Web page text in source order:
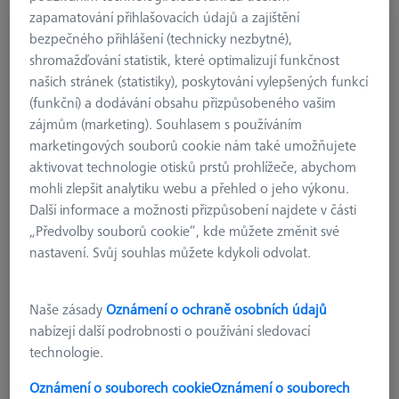
REFERENČNÍ ZNAČKY
Referenční značky 3,0 mm, keramické,
nekódované, 368 kusů
604001-2111-000
zapamatování přihlašovacích údajů a zajištění
bezpečného přihlášení (technicky nezbytné),
shromažďování statistik, které optimalizují funkčnost
našich stránek (statistiky), poskytování vylepšených funkcí
(funkční) a dodávání obsahu přizpůsobeného vašim
zájmům (marketing). Souhlasem s používáním
marketingových souborů cookie nám také umožňujete
aktivovat technologie otisků prstů prohlížeče, abychom
mohli zlepšit analytiku webu a přehled o jeho výkonu.
Další informace a možnosti přizpůsobení najdete v části
„Předvolby souborů cookie“, kde můžete změnit své
nastavení. Svůj souhlas můžete kdykoli odvolat.
Naše zásadyOznámení o ochraně osobních údajů
nabízejí další podrobnosti o používání sledovací
technologie.
Oznámení o souborech cookieOznámení o souborech